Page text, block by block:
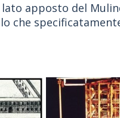
apposto del
che